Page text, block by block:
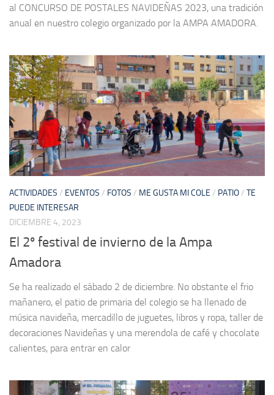
al CONCURSO DE POSTALES NAVIDEÑAS 2023, una tradición
anual en nuestro colegio organizado por la AMPA AMADORA.
ACTIVIDADES / EVENTOS / FOTOS / ME GUSTA MI COLE / PATIO/ TE
PUEDE INTERESAR
DICIEMBRE 4, 2023
El 2º festival de invierno de la Ampa
Amadora
Se ha realizado el sábado 2 de diciembre. No obstante el frio
mañanero, el patio de primaria del colegio se ha llenado de
música navideña, mercadillo de juguetes, libros y ropa, taller de
decoraciones Navideñas y una merendola de café y chocolate
calientes, para entrar en calor